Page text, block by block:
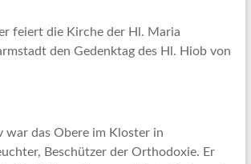
feiert die Kirche der Hl. Maria
den Gedenktag des Hl. Hiob von
war das Obere im Kloster in
Beschützer der Orthodoxie. Er